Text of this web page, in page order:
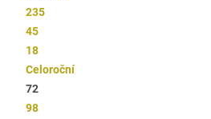
235
45
18
Celoroční
72
98